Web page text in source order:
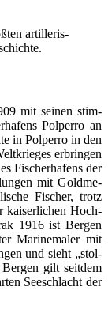
artil­le­ris­
mit sei­nen stim­
Pol­per­ro an
in Pol­per­ro in den
erbrin­gen
Fischer­ha­fens der
mit Gold­me­
Fischer, trotz
kai­ser­li­chen Hoch­
1916 ist Ber­gen
Mari­ne­ma­ler mit
und sieht „stol­
Ber­gen gilt seit­dem
See­schlacht der